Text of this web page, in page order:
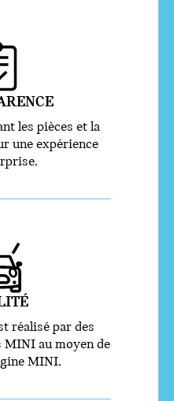
les pièces et la
une expérience
réalisé par des
au moyen de
MINI.